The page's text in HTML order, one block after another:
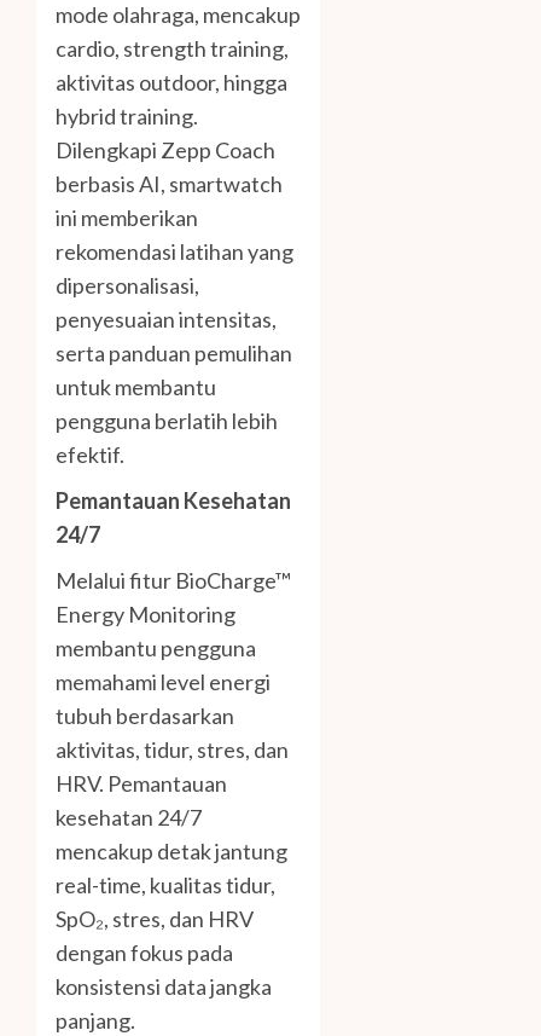
mode olahraga, mencakup
cardio, strength training,
aktivitas outdoor, hingga
hybrid training.
Dilengkapi Zepp Coach
berbasis AI, smartwatch
ini memberikan
rekomendasi latihan yang
dipersonalisasi,
penyesuaian intensitas,
serta panduan pemulihan
untuk membantu
pengguna berlatih lebih
efektif.
Pemantauan Kesehatan
24/7
Melalui fitur BioCharge™
Energy Monitoring
membantu pengguna
memahami level energi
tubuh berdasarkan
aktivitas, tidur, stres, dan
HRV. Pemantauan
kesehatan 24/7
mencakup detak jantung
real-time, kualitas tidur,
SpO₂, stres, dan HRV
dengan fokus pada
konsistensi data jangka
panjang.